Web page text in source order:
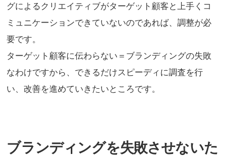
グによるクリエイティブがターゲット顧客と上手くコ
ミュニケーションできていないのであれば、調整が必
要です。
ターゲット顧客に伝わらない＝ブランディングの失敗
なわけですから、できるだけスピーディに調査を行
い、改善を進めていきたいところです。
ブランディングを失敗させないた